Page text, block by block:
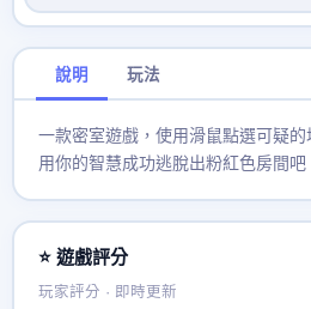
說明 玩法
一款密室遊戲，使用滑鼠點選可疑
用你的智慧成功逃脫出粉紅色房間吧
⭐ 遊戲評分
玩家評分 · 即時更新